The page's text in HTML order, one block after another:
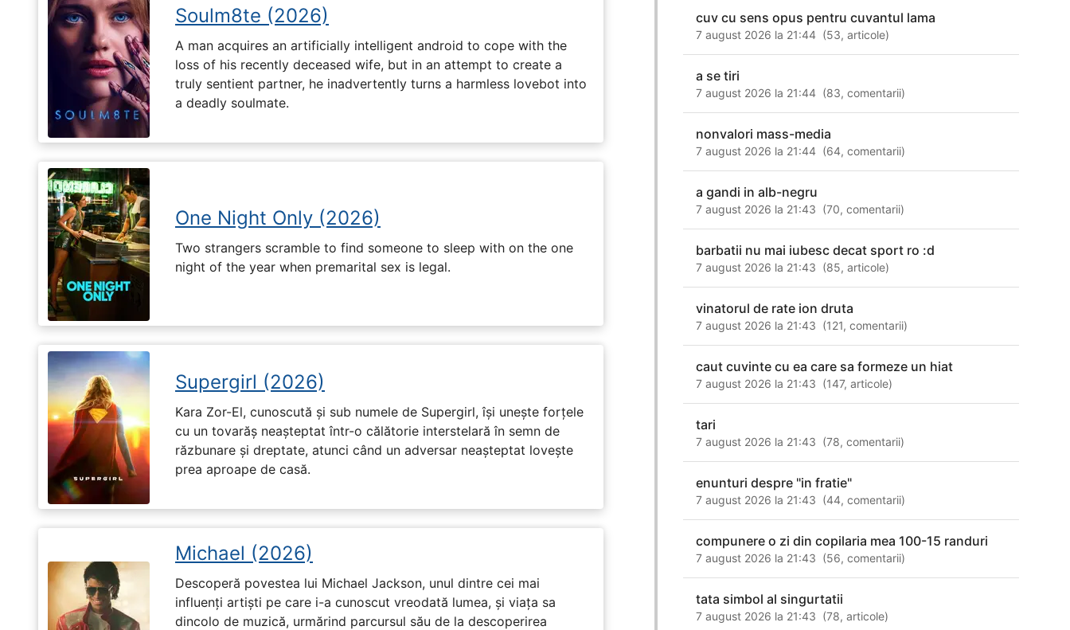
Soulm8te (2026)
A man acquires an artificially intelligent android to cope with the
loss of his recently deceased wife, but in an attempt to create a
truly sentient partner, he inadvertently turns a harmless lovebot into
a deadly soulmate.
One Night Only (2026)
Two strangers scramble to find someone to sleep with on the one
night of the year when premarital sex is legal.
Supergirl (2026)
Kara Zor-El, cunoscută și sub numele de Supergirl, își unește forțele
cu un tovarăș neașteptat într-o călătorie interstelară în semn de
răzbunare și dreptate, atunci când un adversar neașteptat lovește
prea aproape de casă.
Michael (2026)
Descoperă povestea lui Michael Jackson, unul dintre cei mai
influenți artiști pe care i-a cunoscut vreodată lumea, și viața sa
dincolo de muzică, urmărind parcursul său de la descoperirea
cuv cu sens opus pentru cuvantul lama
7 august 2026 la 21:44 (53,articole)
a se tiri
7 august 2026 la 21:44 (83,comentarii)
nonvalori mass-media
7 august 2026 la 21:44 (64,comentarii)
a gandi in alb-negru
7 august 2026 la 21:43 (70,comentarii)
barbatii nu mai iubesc decat sport ro :d
7 august 2026 la 21:43 (85,articole)
vinatorul de rate ion druta
7 august 2026 la 21:43 (121,comentarii)
caut cuvinte cu ea care sa formeze un hiat
7 august 2026 la 21:43 (147,articole)
tari
7 august 2026 la 21:43 (78,comentarii)
enunturi despre "in fratie"
7 august 2026 la 21:43 (44,comentarii)
compunere o zi din copilaria mea 100-15 randuri
7 august 2026 la 21:43 (56,comentarii)
tata simbol al singurtatii
7 august 2026 la 21:43 (78,articole)